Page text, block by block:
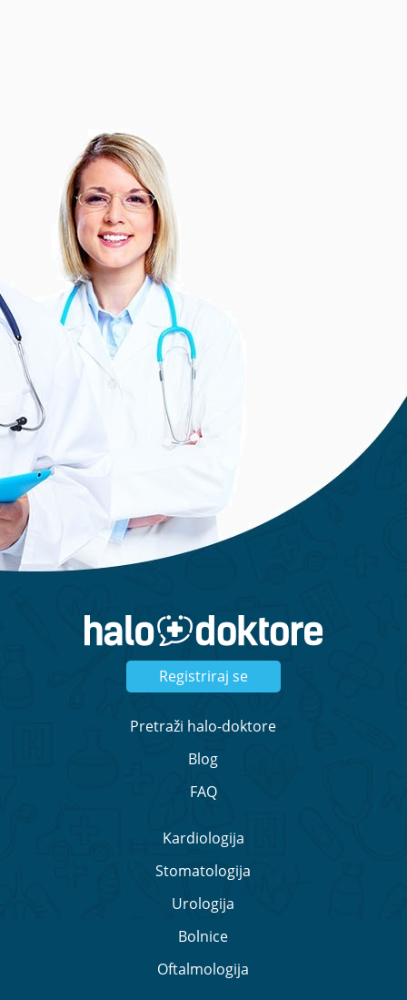
Registriraj se
Pretraži halo-doktore
Blog
FAQ
Kardiologija
Stomatologija
Urologija
Bolnice
Oftalmologija